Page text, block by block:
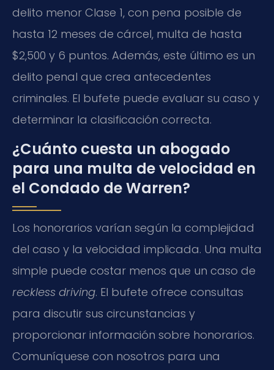
delito menor Clase 1, con pena posible de
hasta 12 meses de cárcel, multa de hasta
$2,500 y 6 puntos. Además, este último es un
delito penal que crea antecedentes
criminales. El bufete puede evaluar su caso y
determinar la clasificación correcta.
¿Cuánto cuesta un abogado
para una multa de velocidad en
el Condado de Warren?
Los honorarios varían según la complejidad
del caso y la velocidad implicada. Una multa
simple puede costar menos que un caso de
reckless driving. El bufete ofrece consultas
para discutir sus circunstancias y
proporcionar información sobre honorarios.
Comuníquese con nosotros para una